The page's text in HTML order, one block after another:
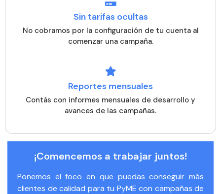
Sin tarifas ocultas
No cobramos por la configuración de tu cuenta al
comenzar una campaña.
Reportes mensuales
Contás con informes mensuales de desarrollo y
avances de las campañas.
¡Comencemos a trabajar juntos!
Ponemos el foco en que puedas conseguir más
clientes de calidad para tu PyME con campañas de